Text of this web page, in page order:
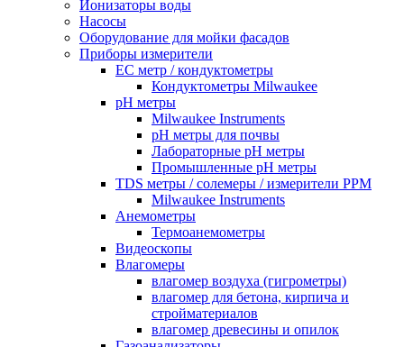
Ионизаторы воды
Насосы
Оборудование для мойки фасадов
Приборы измерители
EC метр / кондуктометры
Кондуктометры Milwaukee
pH метры
Milwaukee Instruments
pH метры для почвы
Лабораторные pH метры
Промышленные pH метры
TDS метры / солемеры / измерители PPM
Milwaukee Instruments
Анемометры
Термоанемометры
Видеоскопы
Влагомеры
влагомер воздуха (гигрометры)
влагомер для бетона, кирпича и
стройматериалов
влагомер древесины и опилок